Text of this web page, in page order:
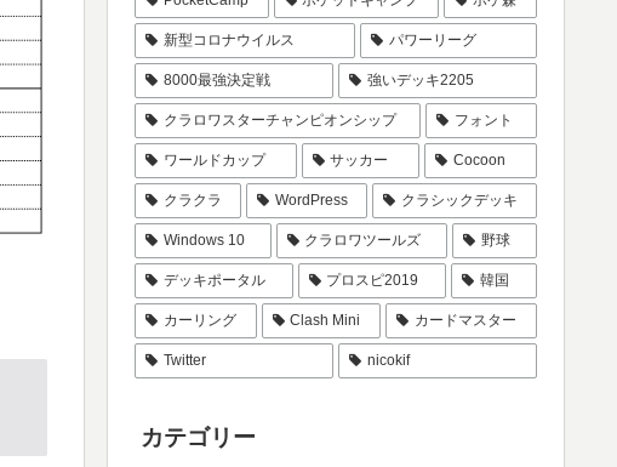
新型コロナウイルス パワーリーグ
8000最強決定戦 強いデッキ2205
クラロワスターチャンピオンシップ フォント
ワールドカップ サッカー Cocoon
クラクラ WordPress クラシックデッキ
Windows 10 クラロワツールズ 野球
デッキポータル プロスピ2019 韓国
カーリング Clash Mini カードマスター
Twitter nicokif
カテゴリー